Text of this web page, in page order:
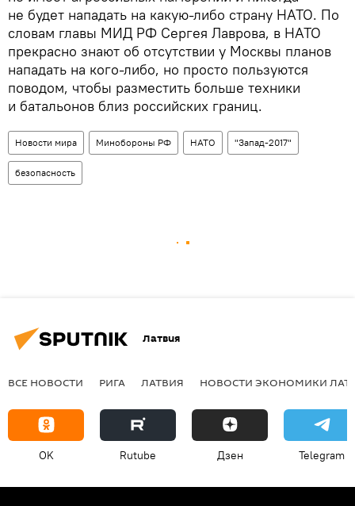
не будет нападать на какую-либо страну НАТО. По
словам главы МИД РФ Сергея Лаврова, в НАТО
прекрасно знают об отсутствии у Москвы планов
нападать на кого-либо, но просто пользуются
поводом, чтобы разместить больше техники
и батальонов близ российских границ.
Новости мира Минобороны РФ НАТО "Запад-2017"
безопасность
Латвия
ВСЕ НОВОСТИ РИГА ЛАТВИЯ НОВОСТИ ЭКОНОМИКИ
OK Rutube Дзен Telegram